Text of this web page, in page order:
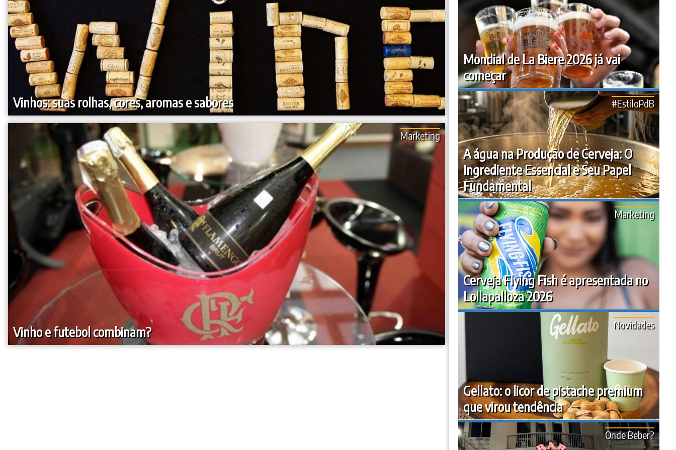
Vinhos: suas rolhas, cores, aromas e sabores
Vinho e futebol combinam?
Marketing
Mondial de La Biere 2026 já vai
começar
A água na Produção de Cerveja: O
Ingrediente Essencial e Seu Papel
Fundamental
#EstiloPdB
Cerveja Flying Fish é apresentada no
Lollapalloza 2026
Marketing
Gellato: o licor de pistache premium
que virou tendência
Novidades
Onde Beber?